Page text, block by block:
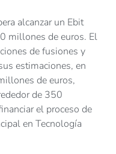
alcanzar un Ebit
millones de euros. El
de fusiones y
estimaciones, en
de euros,
de 350
el proceso de
en Tecnología